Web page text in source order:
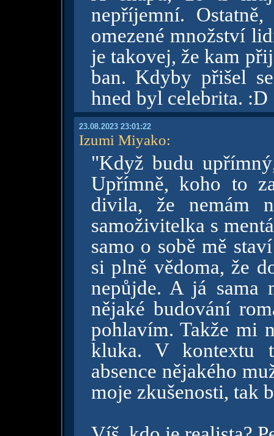
nepříjemní.
omezené množství
je takovej, že kam
ban. Kdyby přišel
hned byl celebrita. :D
23.08.2023 23:01:22
Izumi Miyako:
"Když budu
Upřímně, koho to
divila, že nemám
samoživitelka s
samo o sobě mě
si plně vědoma, že
nepůjde. A já sama
nějaké budování
pohlavím. Takže mi
kluka. V kontextu
absence nějakého
moje zkušenosti, tak